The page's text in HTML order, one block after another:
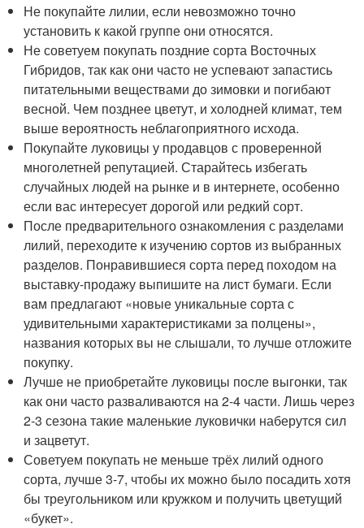
Не покупайте лилии, если невозможно точно
установить к какой группе они относятся.
Не советуем покупать поздние сорта Восточных
Гибридов, так как они часто не успевают запастись
питательными веществами до зимовки и погибают
весной. Чем позднее цветут, и холодней климат, тем
выше вероятность неблагоприятного исхода.
Покупайте луковицы у продавцов с проверенной
многолетней репутацией. Старайтесь избегать
случайных людей на рынке и в интернете, особенно
если вас интересует дорогой или редкий сорт.
После предварительного ознакомления с разделами
лилий, переходите к изучению сортов из выбранных
разделов. Понравившиеся сорта перед походом на
выставку-продажу выпишите на лист бумаги. Если
вам предлагают «новые уникальные сорта с
удивительными характеристиками за полцены»,
названия которых вы не слышали, то лучше отложите
покупку.
Лучше не приобретайте луковицы после выгонки, так
как они часто разваливаются на 2-4 части. Лишь через
2-3 сезона такие маленькие луковички наберутся сил
и зацветут.
Советуем покупать не меньше трёх лилий одного
сорта, лучше 3-7, чтобы их можно было посадить хотя
бы треугольником или кружком и получить цветущий
«букет».